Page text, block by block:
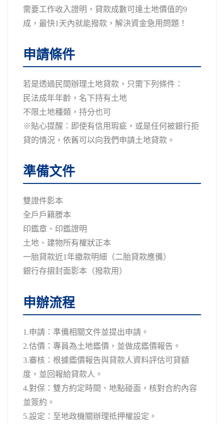
需要工作收入證明，貸款成數可達土地價值的9
成，最快1天內就能撥款，解決資金急用問題！
申請條件
若是透過民間辦理土地貸款，只需下列條件：
民法成年年齡，名下持有土地
不限土地種類，持分也可
※貼心提醒：即使有信用瑕疵，或是任何被銀行拒
貸的情況，依舊可以向我們申請土地貸款。
準備文件
雙證件影本
全戶戶籍謄本
印鑑章、印鑑證明
土地、建物所有權狀正本
一胎貸款近1年繳款明細（二胎貸款應備）
銀行存摺封面影本（撥款用）
申辦流程
1.申請：準備相關文件並提出申請。
2.估價：專員為土地鑑價，並做成鑑價報告。
3.審核：根據鑑價報告與貸款人資料評估可貸額
度，並回報給貸款人。
4.對保：雙方約定時間、地點碰面，核對合約內容
並簽約。
5.設定：至地政機關辦理抵押權設定。